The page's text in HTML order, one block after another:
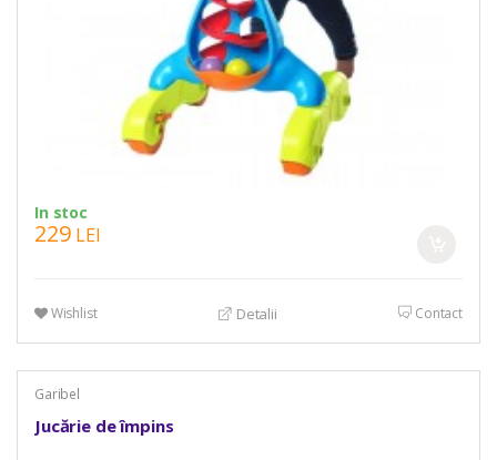
In stoc
229 LEI
Wishlist Detalii Contact
Garibel
Jucărie de împins